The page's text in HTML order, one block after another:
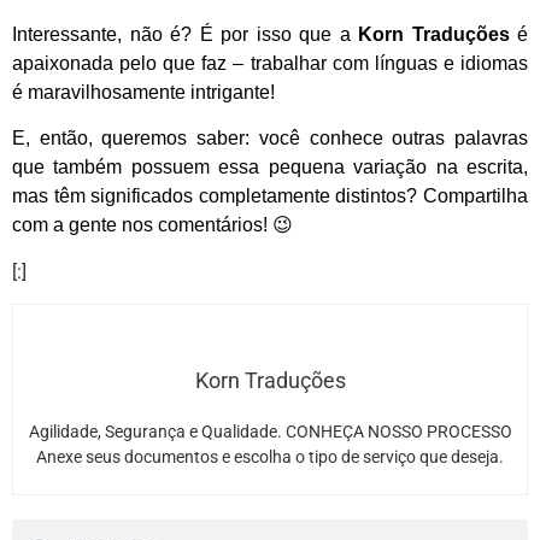
Interessante, não é? É por isso que a Korn Traduções é
apaixonada pelo que faz – trabalhar com línguas e idiomas
é maravilhosamente intrigante!
E, então, queremos saber: você conhece outras palavras
que também possuem essa pequena variação na escrita,
mas têm significados completamente distintos? Compartilha
com a gente nos comentários! 😉
[:]
Korn Traduções
Agilidade, Segurança e Qualidade. CONHEÇA NOSSO PROCESSO
Anexe seus documentos e escolha o tipo de serviço que deseja.